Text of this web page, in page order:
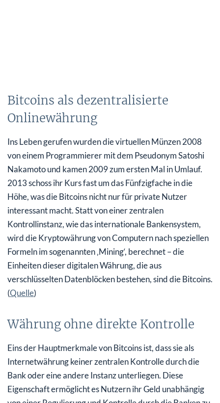
Bitcoins als dezentralisierte
Onlinewährung
Ins Leben gerufen wurden die virtuellen Münzen 2008
von einem Programmierer mit dem Pseudonym Satoshi
Nakamoto und kamen 2009 zum ersten Mal in Umlauf.
2013 schoss ihr Kurs fast um das Fünfzigfache in die
Höhe, was die Bitcoins nicht nur für private Nutzer
interessant macht. Statt von einer zentralen
Kontrollinstanz, wie das internationale Bankensystem,
wird die Kryptowährung von Computern nach speziellen
Formeln im sogenannten ‚Mining‘, berechnet – die
Einheiten dieser digitalen Währung, die aus
verschlüsselten Datenblöcken bestehen, sind die Bitcoins.
(Quelle)
Währung ohne direkte Kontrolle
Eins der Hauptmerkmale von Bitcoins ist, dass sie als
Internetwährung keiner zentralen Kontrolle durch die
Bank oder eine andere Instanz unterliegen. Diese
Eigenschaft ermöglicht es Nutzern ihr Geld unabhängig